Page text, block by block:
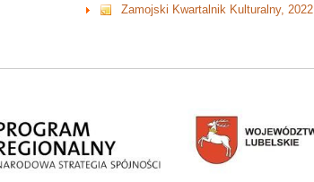
Zamojski Kwartalnik Kulturalny, 2022